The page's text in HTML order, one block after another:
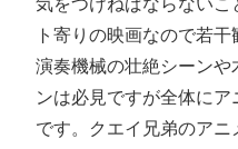
気をつけねばならない
ト寄りの映画なので若干
演奏機械の壮絶シーン
ンは必見ですが全体に
です。クエイ兄弟のア